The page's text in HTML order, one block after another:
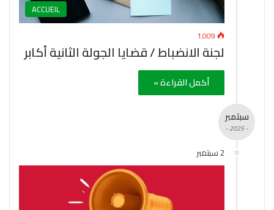
ACCUEIL
1٬009
لجنة الانضباط / قضايا الجولة الثانية أكابر
أكمل القراءة »
سبتمبر
- 2025 -
2 سبتمبر